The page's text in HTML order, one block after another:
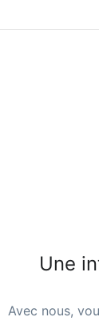
Une
Avec nous,